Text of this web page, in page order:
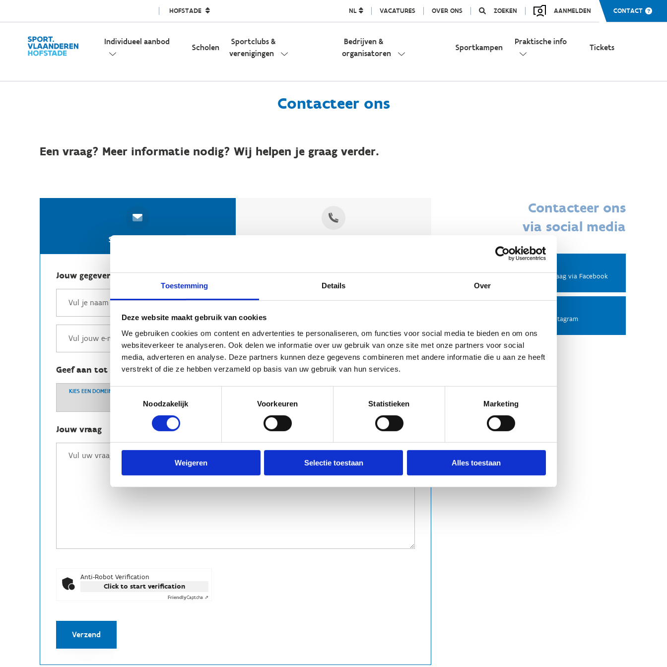
Toestemming Details Over
Deze website maakt gebruik van cookies
We gebruiken cookies om content en advertenties te personaliseren, om functies voor social media te bieden en om ons
websiteverkeer te analyseren. Ook delen we informatie over uw gebruik van onze site met onze partners voor social
media, adverteren en analyse. Deze partners kunnen deze gegevens combineren met andere informatie die u aan ze heeft
verstrekt of die ze hebben verzameld op basis van uw gebruik van hun services.
Toestemmingsselectie
Noodzakelijk
Voorkeuren Statistieken Marketing
Weigeren Selectie toestaan Alles toestaan
HOFSTADE NL VACATURES OVER ONS ZOEKEN AANMELDEN CONTACT
Individueel aanbod
Scholen
Sportclubs &
verenigingen
Bedrijven &
organisatoren
Sportkampen
Praktische info
Tickets
Contacteer ons
Een vraag? Meer informatie nodig? Wij helpen je graag verder.
Stuur een e-mail
Jouw gegevens
Geef aan tot welk domein jouw vraag behoort
KIES EEN DOMEIN
Jouw vraag
Anti-Robot Verification
Click to start verification
FriendlyCaptcha ⇗
Verzend
Contacteer ons
via social media
Stel ons een vraag via Facebook
Volg ons op Instagram